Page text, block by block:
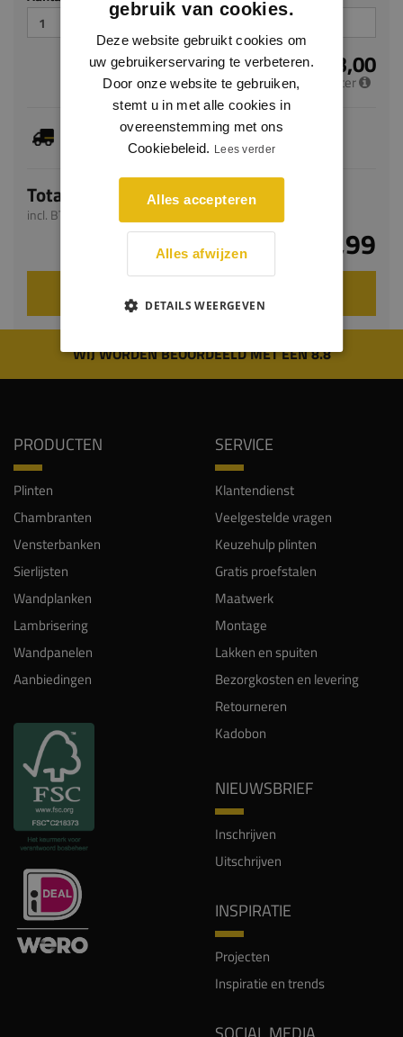
€ 13,00
per meter
Je hebt gekozen voor maatwerk, de verwachte
levertijd bedraagt 8-10 werkdagen
Totaal
incl. BTW
€ 25,99
VOEG TOE AAN WINKELWAGEN
WIJ WORDEN BEOORDEELD MET EEN 8.8
PRODUCTEN
Plinten
Chambranten
Vensterbanken
Sierlijsten
Wandplanken
Lambrisering
Wandpanelen
Aanbiedingen
SERVICE
Klantendienst
Veelgestelde vragen
Keuzehulp plinten
Gratis proefstalen
Maatwerk
Montage
Lakken en spuiten
Bezorgkosten en levering
Retourneren
Kadobon
NIEUWSBRIEF
Inschrijven
Uitschrijven
INSPIRATIE
Projecten
Inspiratie en trends
gebruik van cookies.
Deze website gebruikt cookies om
uw gebruikerservaring te verbeteren.
Door onze website te gebruiken,
stemt u in met alle cookies in
overeenstemming met ons
Cookiebeleid. Lees verder
Alles accepteren
Alles afwijzen
DETAILS WEERGEVEN